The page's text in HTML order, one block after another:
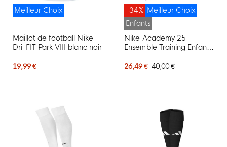
Meilleur Choix
Maillot de football Nike
Dri-FIT Park VIII blanc noir
19,99 €
Meilleur Choix
-34%
Enfants
Nike Academy 25
Ensemble Training Enfants
26,49 € 40,00 €